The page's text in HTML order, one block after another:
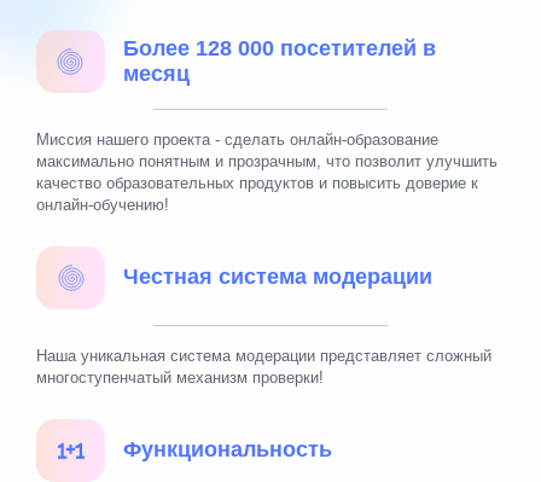
Более 128 000 посетителей в
месяц
Миссия нашего проекта - сделать онлайн-образование
максимально понятным и прозрачным, что позволит улучшить
качество образовательных продуктов и повысить доверие к
онлайн-обучению!
Честная система модерации
Наша уникальная система модерации представляет сложный
многоступенчатый механизм проверки!
Функциональность